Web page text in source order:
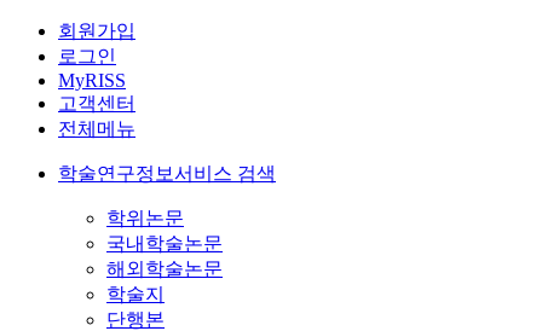
회원가입
로그인
MyRISS
고객센터
전체메뉴
학술연구정보서비스 검색
학위논문
국내학술논문
해외학술논문
학술지
단행본